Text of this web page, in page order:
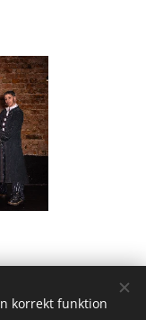
korrekt funktion